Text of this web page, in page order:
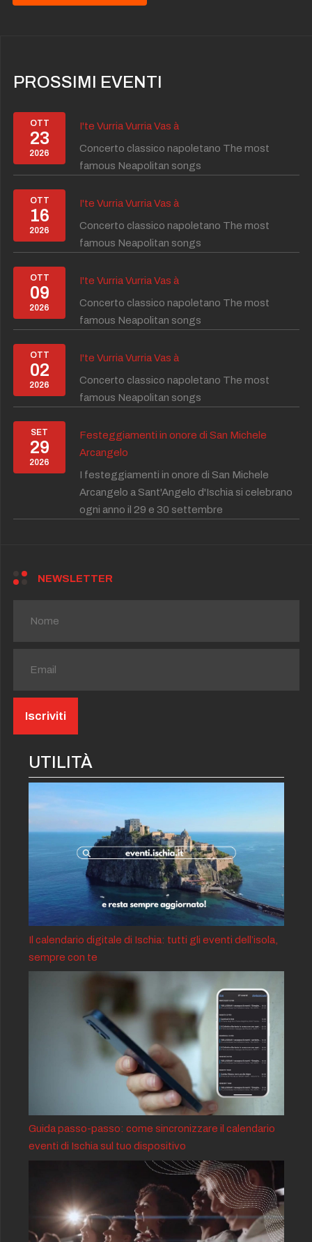
PROSSIMI EVENTI
OTT
23
2026
I'te Vurria Vurria Vas à
Concerto classico napoletano The most
famous Neapolitan songs
OTT
16
2026
I'te Vurria Vurria Vas à
Concerto classico napoletano The most
famous Neapolitan songs
OTT
09
2026
I'te Vurria Vurria Vas à
Concerto classico napoletano The most
famous Neapolitan songs
OTT
02
2026
I'te Vurria Vurria Vas à
Concerto classico napoletano The most
famous Neapolitan songs
SET
29
2026
Festeggiamenti in onore di San Michele
Arcangelo
I festeggiamenti in onore di San Michele
Arcangelo a Sant'Angelo d'Ischia si celebrano
ogni anno il 29 e 30 settembre
NEWSLETTER
UTILITÀ
Il calendario digitale di Ischia: tutti gli eventi dell’isola,
sempre con te
Guida passo-passo: come sincronizzare il calendario
eventi di Ischia sul tuo dispositivo